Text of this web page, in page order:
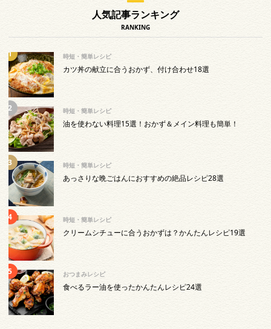
人気記事ランキング
RANKING
時短・簡単レシピ
カツ丼の献立に合うおかず、付け合わせ18選
時短・簡単レシピ
油を使わない料理15選！おかず＆メイン料理も簡単！
時短・簡単レシピ
あっさりな晩ごはんにおすすめの絶品レシピ28選
時短・簡単レシピ
クリームシチューに合うおかずは？かんたんレシピ19選
おつまみレシピ
食べるラー油を使ったかんたんレシピ24選